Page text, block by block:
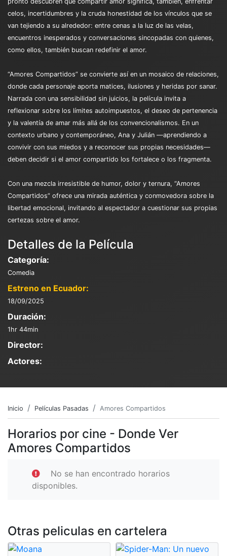
celos, incertidumbres y la cruda honestidad de los vínculos que se
van tejiendo a su alrededor: entre cenas a la luz de las velas,
encuentros inesperados y conversaciones sincopadas con quienes,
como ellos, también buscan redefinir el amor.
“Amores Compartidos” se convierte así en un mosaico de relaciones,
donde cada personaje aporta matices, ilusiones y heridas por sanar.
Narrada con una sensibilidad sin juicios, la película invita a
reflexionar sobre los límites autoimpuestos, el deseo de pertenencia
y la valentía de amar más allá de los convencionalismos. En un
contexto urbano y contemporáneo, Ana y Julián —aprendiendo a
convivir con sus miedos y a reconocer sus propias necesidades—
deben decidir si el amor compartido los fortalece o los fragmenta.
Con una mezcla irresistible de humor, dolor y ternura, “Amores
Compartidos” ofrece una mirada auténtica y conmovedora sobre la
libertad emocional, invitando al espectador a cuestionar sus propias
certezas sobre el amor.
Detalles de la Película
Categoría:
Comedia
Estreno en Ecuador:
18/09/2025
Duración:
1hr 44min
Director:
Actores:
Inicio Películas Pasadas Amores Compartidos
Horarios por cine - Donde Ver
Amores Compartidos
No se han encontrado horarios
disponibles.
Otras peliculas en cartelera